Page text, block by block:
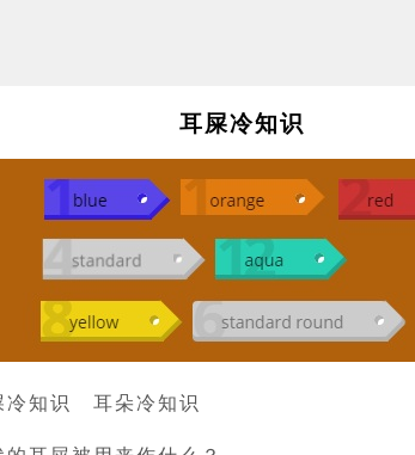
耳屎冷知识
冷知识
耳朵冷知识